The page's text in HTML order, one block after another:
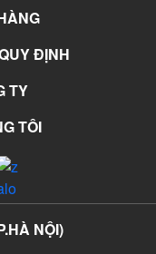
ĐỊNH
TY
TÔI
NỘI)